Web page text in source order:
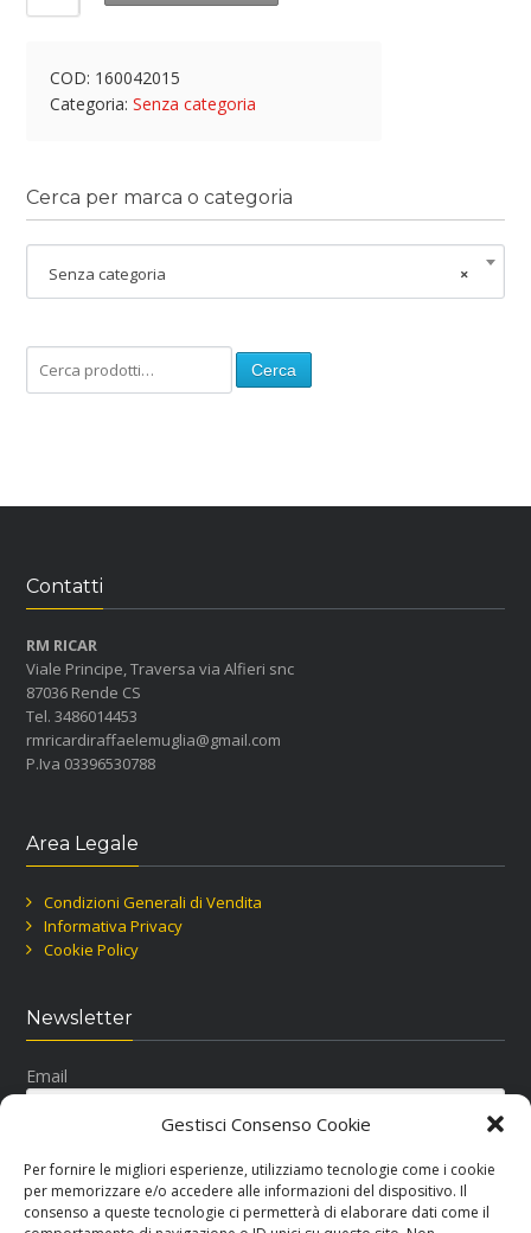
Gestisci Consenso Cookie
Per fornire le migliori esperienze, utilizziamo tecnologie come i cookie
per memorizzare e/o accedere alle informazioni del dispositivo. Il
consenso a queste tecnologie ci permetterà di elaborare dati come il
COD: 160042015
Categoria:Senza categoria
Cerca per marca o categoria
×
Senza categoria
Cerca
Contatti
RM RICAR
Viale Principe, Traversa via Alfieri snc
87036 Rende CS
Tel. 3486014453
rmricardiraffaelemuglia@gmail.com
P.Iva 03396530788
Area Legale
Condizioni Generali di Vendita
Informativa Privacy
Cookie Policy
Newsletter
Email